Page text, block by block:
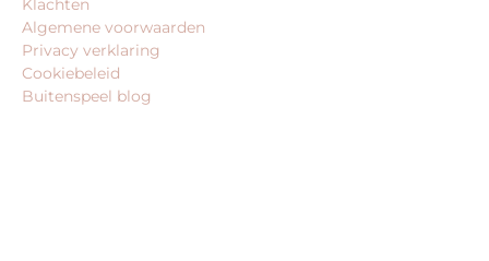
Klachten
Algemene voorwaarden
Privacy verklaring
Cookiebeleid
Buitenspeel blog